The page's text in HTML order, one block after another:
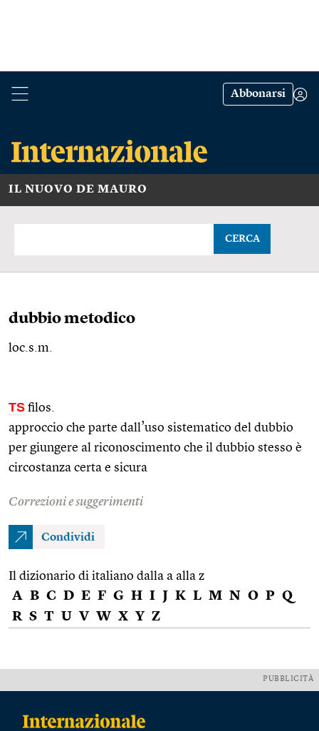
Abbonarsi
IL NUOVO DE MAURO
CERCA
dubbio metodico
loc.s.m.
TS filos.
approccio che parte dall’uso sistematico del dubbio
per giungere al riconoscimento che il dubbio stesso è
circostanza certa e sicura
Correzioni e suggerimenti
Condividi
Il dizionario di italiano dalla a alla z
A B C D E F G H I J K L M N O P Q
R S T U V W X Y Z
PUBBLICITÀ